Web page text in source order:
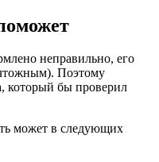
неправильно, его
Поэтому
который бы проверил
может в следующих